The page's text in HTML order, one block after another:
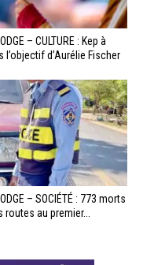
– CULTURE : Kep à
l’objectif d’Aurélie Fischer
– SOCIÉTÉ : 773 morts
routes au premier...